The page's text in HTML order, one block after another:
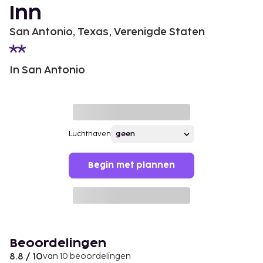
Inn
San Antonio, Texas, Verenigde Staten
In San Antonio
Luchthaven
Begin met plannen
Beoordelingen
8.8 / 10van 10 beoordelingen